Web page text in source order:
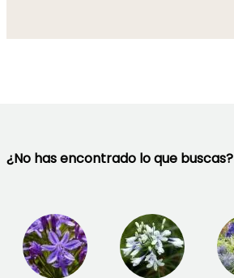
¿No has encontrado lo que buscas?